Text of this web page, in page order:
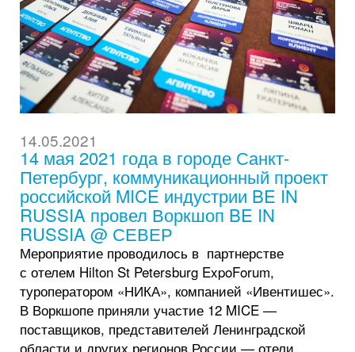
14.05.2021
14 мая 2021 года в городе Санкт-
Петербург, коммуникационный проект
российской MICE индустрии BE IN
RUSSIA провел Воркшоп BE IN
RUSSIA @ СЕВЕР
Мероприятие проводилось в партнерстве
с отелем Hilton St Petersburg ExpoForum,
туроператором «НИКА», компанией «Ивентишес».
В Воркшопе приняли участие 12 MICE —
поставщиков, представителей Ленинградской
области и других регионов России — отели,